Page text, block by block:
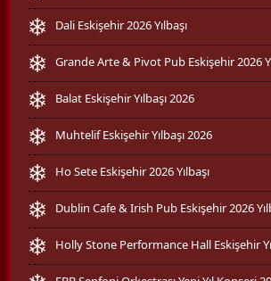
Dali Eskişehir 2026 Yılbaşı
Grande Arte & Pivot Pub Eskişehir 2026
Balat Eskişehir Yılbaşı 2026
Muhtelif Eskişehir Yılbaşı 2026
Ho Sete Eskişehir 2026 Yılbaşı
Dublin Cafe & Irish Pub Eskişehir 2026
Holly Stone Performance Hall Eskişehir